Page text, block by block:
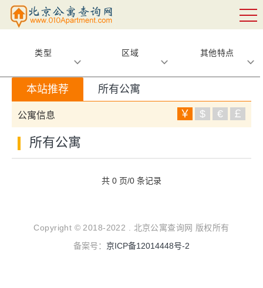
类型 区域 其他特点
本站推荐 所有公寓
公寓信息 ￥ $ € ￡
所有公寓
共 0 页/0 条记录
Copyright © 2018-2022 . 北京公寓查询网 版权所有
备案号： 京ICP备12014448号-2